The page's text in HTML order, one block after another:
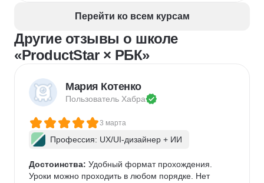
Перейти ко всем курсам
Другие отзывы о школе
«ProductStar × РБК»
Мария Котенко
Пользователь Хабра
3 марта
Профессия: UX/UI-дизайнер + ИИ
Достоинства: Удобный формат прохождения.
Уроки можно проходить в любом порядке. Нет